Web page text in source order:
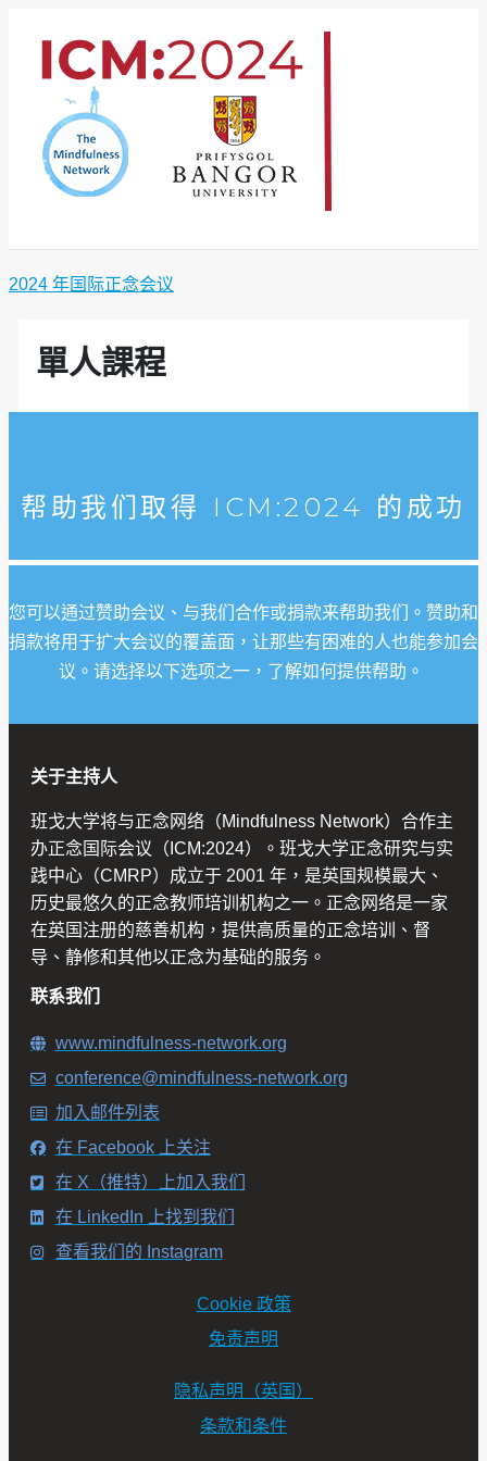
2024 年国际正念会议
單人課程
帮助我们取得 ICM:2024 的成功
您可以通过赞助会议、与我们合作或捐款来帮助我们。赞助和
捐款将用于扩大会议的覆盖面，让那些有困难的人也能参加会
议。请选择以下选项之一，了解如何提供帮助。
关于主持人
班戈大学将与正念网络（Mindfulness Network）合作主
办正念国际会议（ICM:2024）。班戈大学正念研究与实
践中心（CMRP）成立于 2001 年，是英国规模最大、
历史最悠久的正念教师培训机构之一。正念网络是一家
在英国注册的慈善机构，提供高质量的正念培训、督
导、静修和其他以正念为基础的服务。
联系我们
www.mindfulness-network.org
conference@mindfulness-network.org
加入邮件列表
在 Facebook 上关注
在 X（推特）上加入我们
在 LinkedIn 上找到我们
查看我们的 Instagram
Cookie 政策
免责声明
隐私声明（英国）
条款和条件